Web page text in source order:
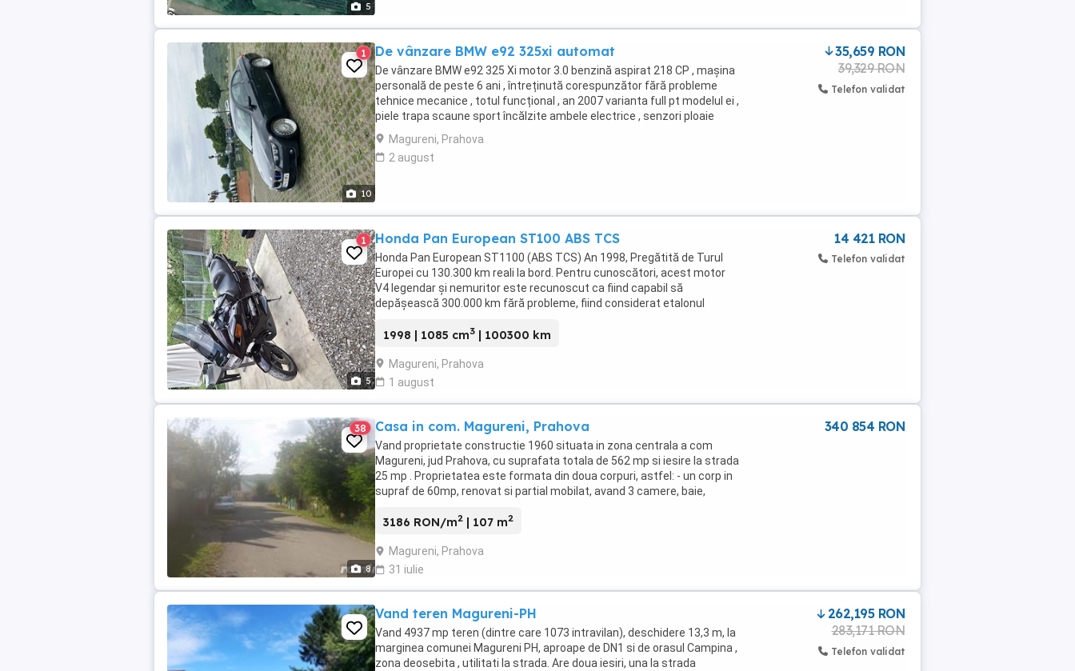
5
10
1 De vânzare BMW e92 325xi automat
De vânzare BMW e92 325 Xi motor 3.0 benzină aspirat 218 CP , mașina
personală de peste 6 ani , întreținută corespunzător fără probleme
tehnice mecanice , totul funcțional , an 2007 varianta full pt modelul ei ,
piele trapa scaune sport încălzite ambele electrice , senzori ploaie
lumini faza lungă , 3 ...
Magureni, Prahova
2 august
35,659 RON
39,329 RON
Telefon validat
5
1 Honda Pan European ST100 ABS TCS
Honda Pan European ST1100 (ABS TCS) An 1998, Pregătită de Turul
Europei cu 130.300 km reali la bord. Pentru cunoscători, acest motor
V4 legendar și nemuritor este recunoscut ca fiind capabil să
depășească 300.000 km fără probleme, fiind considerat etalonul
1998 | 1085 cm3 | 100300 km
Magureni, Prahova
1 august
14 421 RON
Telefon validat
8
38 Casa in com. Magureni, Prahova
Vand proprietate constructie 1960 situata in zona centrala a com
Magureni, jud Prahova, cu suprafata totala de 562 mp si iesire la strada
25 mp . Proprietatea este formata din doua corpuri, astfel: - un corp in
supraf de 60mp, renovat si partial mobilat, avand 3 camere, baie,
3186 RON/m2 | 107 m2
Magureni, Prahova
31 iulie
340 854 RON
Vand teren Magureni-PH
Vand 4937 mp teren (dintre care 1073 intravilan), deschidere 13,3 m, la
marginea comunei Magureni PH, aproape de DN1 si de orasul Campina ,
zona deosebita , utilitati la strada. Are doua iesiri, una la strada
262,195 RON
283,171 RON
Telefon validat